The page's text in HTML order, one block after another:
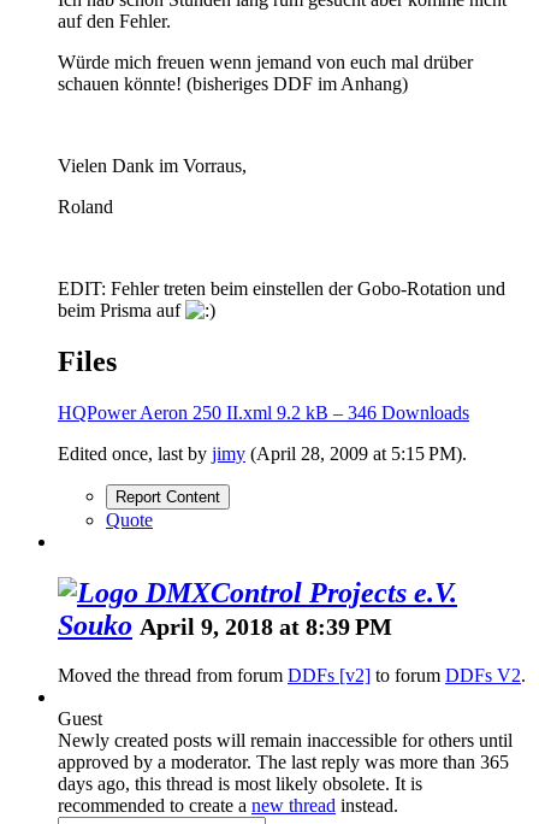
auf den Fehler.
Würde mich freuen wenn jemand von euch mal drüber
schauen könnte! (bisheriges DDF im Anhang)
Vielen Dank im Vorraus,
Roland
EDIT: Fehler treten beim einstellen der Gobo-Rotation und
beim Prisma auf
Files
HQPower Aeron 250 II.xml 9.2 kB – 346 Downloads
Edited once, last by jimy (April 28, 2009 at 5:15 PM).
Report Content
Quote
Souko April 9, 2018 at 8:39 PM
Moved the thread from forum DDFs [v2] to forum DDFs V2.
Guest
Newly created posts will remain inaccessible for others until
approved by a moderator. The last reply was more than 365
days ago, this thread is most likely obsolete. It is
recommended to create a new thread instead.